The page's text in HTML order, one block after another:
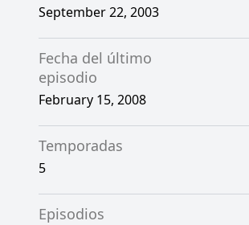
September 22, 2003
Fecha del último
episodio
February 15, 2008
Temporadas
5
Episodios